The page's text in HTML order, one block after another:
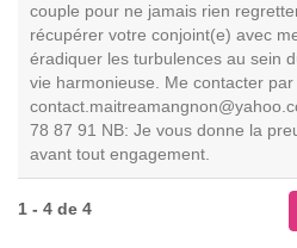
couple pour ne jamais rien
récupérer votre conjoint(e) avec
éradiquer les turbulences au sein
vie harmonieuse. Me contacter par
78 87 91 NB: Je vous donne la
avant tout engagement.
1 - 4 de 4